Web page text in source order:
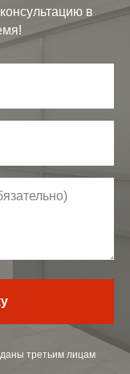
в
третьим лицам